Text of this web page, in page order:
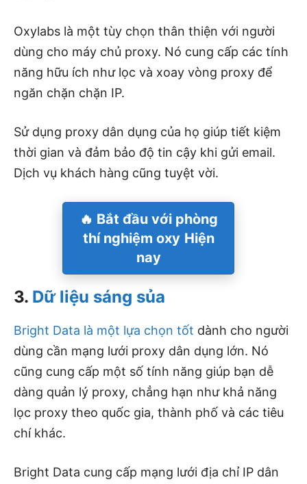
Oxylabs là một tùy chọn thân thiện với người
dùng cho máy chủ proxy. Nó cung cấp các tính
năng hữu ích như lọc và xoay vòng proxy để
ngăn chặn chặn IP.
Sử dụng proxy dân dụng của họ giúp tiết kiệm
thời gian và đảm bảo độ tin cậy khi gửi email.
Dịch vụ khách hàng cũng tuyệt vời.
🔥 Bắt đầu với phòng
thí nghiệm oxy Hiện
nay
3. Dữ liệu sáng sủa
Bright Data là một lựa chọn tốt dành cho người
dùng cần mạng lưới proxy dân dụng lớn. Nó
cũng cung cấp một số tính năng giúp bạn dễ
dàng quản lý proxy, chẳng hạn như khả năng
lọc proxy theo quốc gia, thành phố và các tiêu
chí khác.
Bright Data cung cấp mạng lưới địa chỉ IP dân